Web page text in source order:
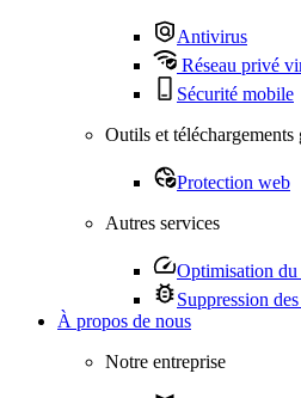
Antivirus
Réseau privé
Sécurité mobile
Outils et téléchargements
Protection web
Autres services
Optimisation du
Suppression
À propos de nous
Notre entreprise